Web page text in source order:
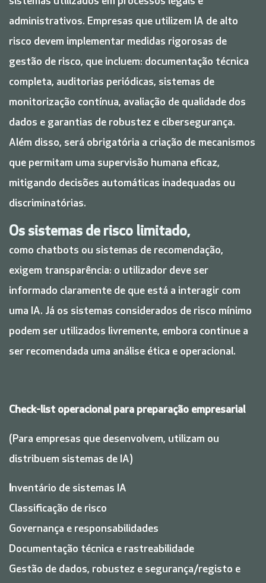
administrativos. Empresas que utilizem IA de alto
risco devem implementar medidas rigorosas de
gestão de risco, que incluem: documentação técnica
completa, auditorias periódicas, sistemas de
monitorização contínua, avaliação de qualidade dos
dados e garantias de robustez e cibersegurança.
Além disso, será obrigatória a criação de mecanismos
que permitam uma supervisão humana eficaz,
mitigando decisões automáticas inadequadas ou
discriminatórias.
Os sistemas de risco limitado,
como chatbots ou sistemas de recomendação,
exigem transparência: o utilizador deve ser
informado claramente de que está a interagir com
uma IA. Já os sistemas considerados de risco mínimo
podem ser utilizados livremente, embora continue a
ser recomendada uma análise ética e operacional.
Check-list operacional para preparação empresarial
(Para empresas que desenvolvem, utilizam ou
distribuem sistemas de IA)
Inventário de sistemas IA
Classificação de risco
Governança e responsabilidades
Documentação técnica e rastreabilidade
Gestão de dados, robustez e segurança/registo e